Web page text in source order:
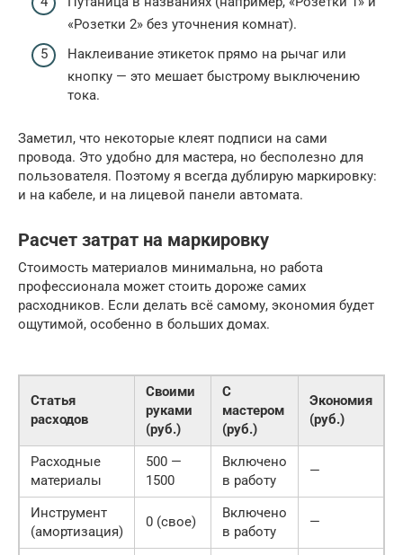
«Розетки 2» без уточнения комнат).
Наклеивание этикеток прямо на рычаг или
кнопку — это мешает быстрому выключению
тока.
Заметил, что некоторые клеят подписи на сами
провода. Это удобно для мастера, но бесполезно для
пользователя. Поэтому я всегда дублирую маркировку:
и на кабеле, и на лицевой панели автомата.
Расчет затрат на маркировку
Стоимость материалов минимальна, но работа
профессионала может стоить дороже самих
расходников. Если делать всё самому, экономия будет
ощутимой, особенно в больших домах.
Статья
расходов
Своими
руками
(руб.)
С
мастером
(руб.)
Экономия
(руб.)
Расходные
материалы
500 —
1500
Включено
в работу
—
Инструмент
(амортизация)
0 (свое)
Включено
в работу
—